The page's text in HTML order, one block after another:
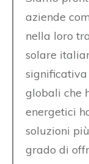
aziende
nella loro
solare
globali che
energetici
soluzioni
grado di